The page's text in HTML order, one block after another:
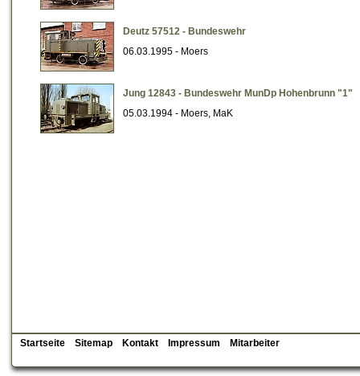
Deutz 57512 - Bundeswehr
06.03.1995 - Moers
Jung 12843 - Bundeswehr MunDp Hohenbrunn "1"
05.03.1994 - Moers, MaK
Startseite Sitemap Kontakt Impressum Mitarbeiter